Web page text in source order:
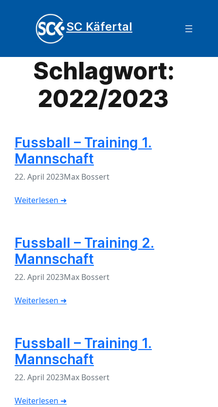
SC Käfertal
Schlagwort:
2022/2023
Fussball – Training 1.
Mannschaft
22. April 2023Max Bossert
Weiterlesen ➜
Fussball – Training 2.
Mannschaft
22. April 2023Max Bossert
Weiterlesen ➜
Fussball – Training 1.
Mannschaft
22. April 2023Max Bossert
Weiterlesen ➜